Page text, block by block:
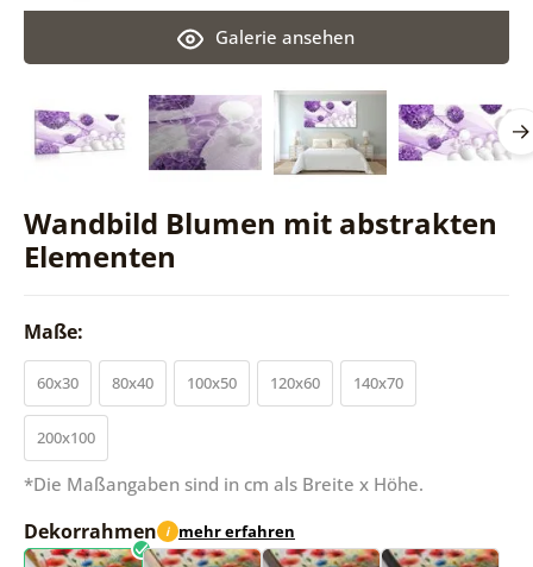
Wandbild Blumen mit abstrakten
Elementen
Galerie ansehen
Maße:
60x30 80x40 100x50 120x60 140x70
200x100
*Die Maßangaben sind in cm als Breite x Höhe.
Dekorrahmen i mehr erfahren